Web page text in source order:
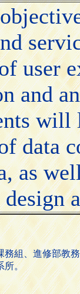
user
and
will
data
as
組、進修部教
所。